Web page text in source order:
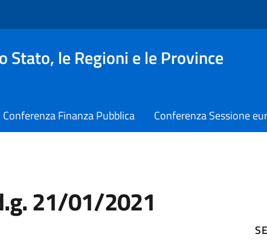
le Regioni e le Province
Conferenza Finanza Pubblica Conferenza Sessione
21/01/2021